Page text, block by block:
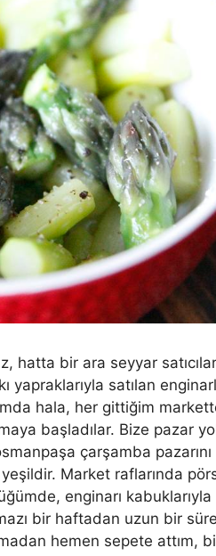
hatta bir ara seyyar
yapraklarıyla satılan
hala, her gittiğim
başladılar. Bize pazar
çarşamba
Market raflarında
enginarı kabuklarıyla
bir haftadan uzun bir
hemen sepete attım,